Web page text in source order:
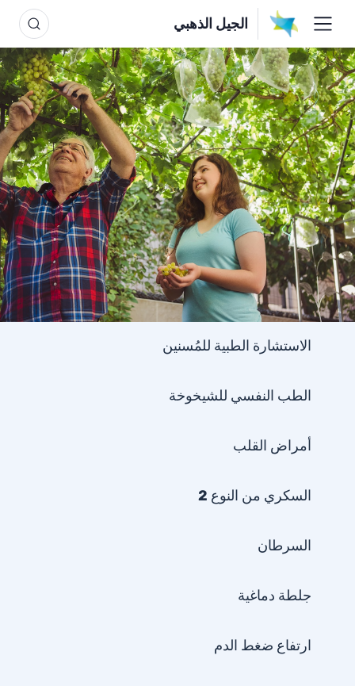
الجيل الذهبي
الاستشارة الطبية للمُسنين
الطب النفسي للشيخوخة
أمراض القلب
السكري من النوع 2
السرطان
جلطة دماغية
ارتفاع ضغط الدم